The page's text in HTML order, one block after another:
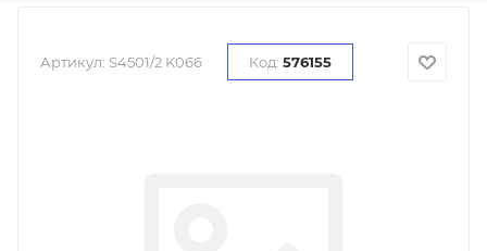
Артикул: S4501/2 K066 Код: 576155